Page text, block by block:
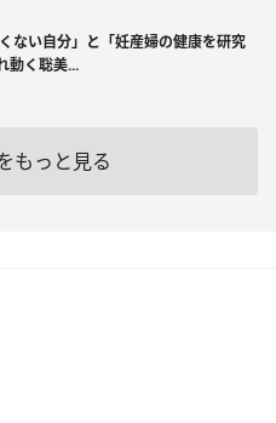
ない自分」と「妊産婦の健康を研究
動く聡美...
もっと見る